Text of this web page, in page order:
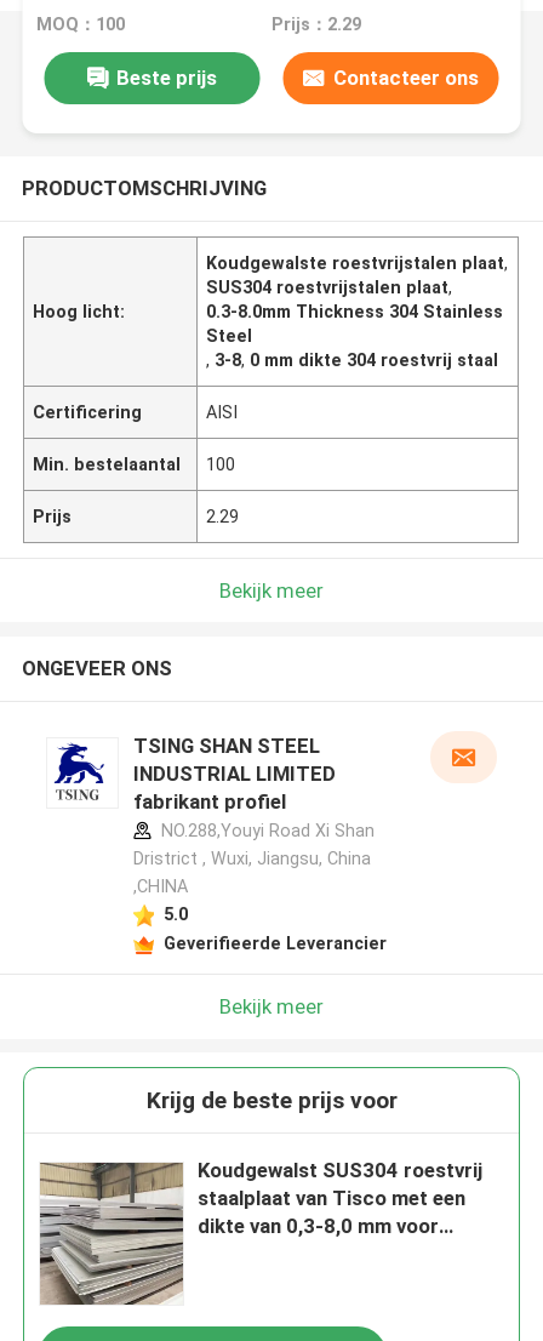
industriële toepassingen
MOQ：100 Prijs：2.29
Beste prijs Contacteer ons
PRODUCTOMSCHRIJVING
Hoog licht:
Koudgewalste roestvrijstalen plaat,
SUS304 roestvrijstalen plaat,
0.3-8.0mm Thickness 304 Stainless
Steel
, 3-8, 0 mm dikte 304 roestvrij staal
Certificering AISI
Min. bestelaantal 100
Prijs 2.29
Bekijk meer
ONGEVEER ONS
TSING SHAN STEEL
INDUSTRIAL LIMITED
fabrikant profiel
NO.288,Youyi Road Xi Shan
Dristrict , Wuxi, Jiangsu, China
,CHINA
5.0
Geverifieerde Leverancier
Bekijk meer
Krijg de beste prijs voor
Koudgewalst SUS304 roestvrij
staalplaat van Tisco met een
dikte van 0,3-8,0 mm voor